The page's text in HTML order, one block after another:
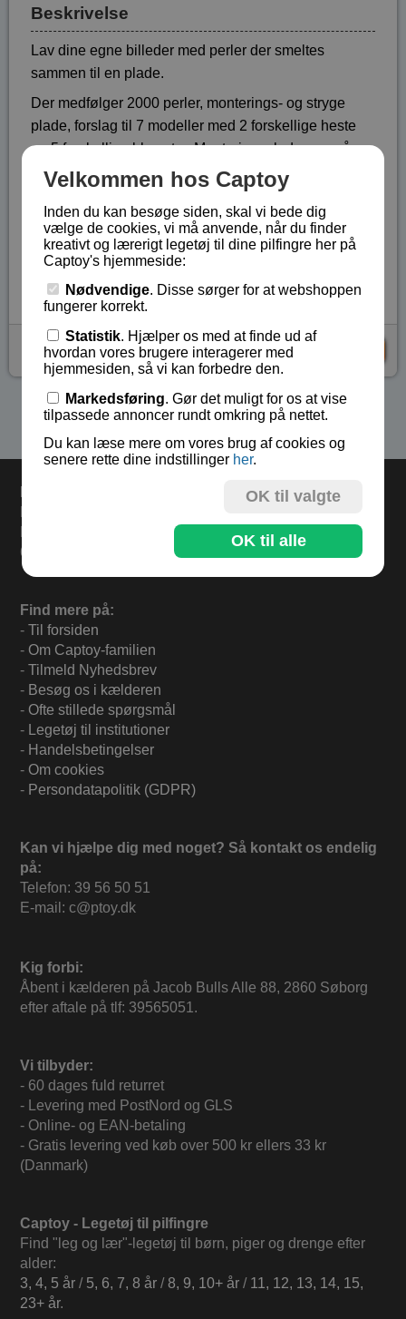
Beskrivelse
Lav dine egne billeder med perler der smeltes
sammen til en plade.
Der medfølger 2000 perler, monterings- og stryge
plade, forslag til 7 modeller med 2 forskellige heste
og 5 forskellige blomster. Monteringspladen err på
15x15 cm.
Dansk vejledning.
Lagerstatus:På lager
Vare nr.:LE-31503
kr 79,-
Se flere produkter i kategorien Gaver 5 - 8 år
Levering 33,- eller gratis ved køb over 500,-.
60 dages returret.
Find mere på:
- Til forsiden
- Om Captoy-familien
- Tilmeld Nyhedsbrev
- Besøg os i kælderen
- Ofte stillede spørgsmål
- Legetøj til institutioner
- Handelsbetingelser
- Om cookies
- Persondatapolitik (GDPR)
Kan vi hjælpe dig med noget? Så kontakt os endelig
på:
Telefon: 39 56 50 51
E-mail: c@ptoy.dk
Kig forbi:
Åbent i kælderen på Jacob Bulls Alle 88, 2860 Søborg
efter aftale på tlf: 39565051.
Vi tilbyder:
- 60 dages fuld returret
- Levering med PostNord og GLS
- Online- og EAN-betaling
- Gratis levering ved køb over 500 kr ellers 33 kr
(Danmark)
Captoy - Legetøj til pilfingre
Find "leg og lær"-legetøj til børn, piger og drenge efter
alder:
3, 4, 5 år / 5, 6, 7, 8 år /8, 9, 10+ år / 11, 12, 13, 14, 15,
23+ år.
Velkommen hos Captoy
Inden du kan besøge siden, skal vi bede dig
vælge de cookies, vi må anvende, når du finder
kreativt og lærerigt legetøj til dine pilfingre her på
Captoy's hjemmeside:
Nødvendige. Disse sørger for at webshoppen
fungerer korrekt.
Statistik. Hjælper os med at finde ud af
hvordan vores brugere interagerer med
hjemmesiden, så vi kan forbedre den.
Markedsføring. Gør det muligt for os at vise
tilpassede annoncer rundt omkring på nettet.
Du kan læse mere om vores brug af cookies og
senere rette dine indstillinger her.
OK til valgte
OK til alle